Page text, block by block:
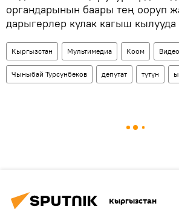
органдарынын баары тең ооруп
дарыгерлер кулак кагыш
Кыргызстан Мультимедиа Коом Видео
Чыныбай Турсунбеков депутат түтүн
Кыргызстан